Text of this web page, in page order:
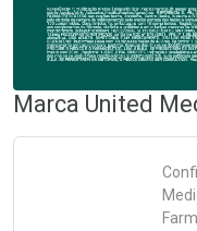
Marca United